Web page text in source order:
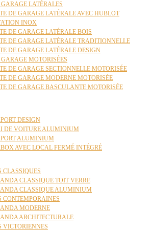
GARAGE LATÉRALES
DE GARAGE LATÉRALE AVEC HUBLOT
INOX
DE GARAGE LATÉRALE BOIS
DE GARAGE LATÉRALE TRADITIONNELLE
DE GARAGE LATÉRALE DESIGN
GARAGE MOTORISÉES
DE GARAGE SECTIONNELLE MOTORISÉE
DE GARAGE MODERNE MOTORISÉE
DE GARAGE BASCULANTE MOTORISÉE
DESIGN
DE VOITURE ALUMINIUM
ALUMINIUM
AVEC LOCAL FERMÉ INTÉGRÉ
CLASSIQUES
CLASSIQUE TOIT VERRE
CLASSIQUE ALUMINIUM
CONTEMPORAINES
MODERNE
ARCHITECTURALE
VICTORIENNES